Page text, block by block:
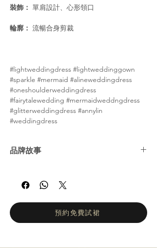
裝飾： 單肩設計、心形領口
輪廓： 流暢合身剪裁
#lightweddingdress #lightweddinggown
#sparkle #mermaid #alineweddingdress
#oneshoulderweddingdress
#fairytalewedding #mermaidweddngdress
#glitterweddingdress #annylin
#weddingdress
品牌故事
設計巧妙融合。 Anny 是家族第二代設計師。
她將現代剪裁與創意設計巧妙融合，展現出獨
Couture 注重細節，真正體現了原創精神，為
婚紗市場注入了一股清新氣息。
預約免費試裙